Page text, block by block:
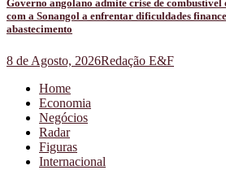
Governo angolano admite crise de combustível
com a Sonangol a enfrentar dificuldades
abastecimento
8 de Agosto, 2026Redação E&F
Home
Economia
Negócios
Radar
Figuras
Internacional